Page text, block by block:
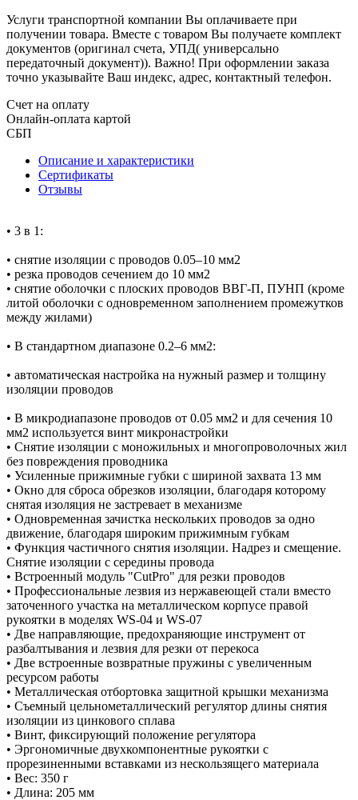
Услуги транспортной компании Вы оплачиваете при
получении товара. Вместе с товаром Вы получаете комплект
документов (оригинал счета, УПД( универсально
передаточный документ)). Важно! При оформлении заказа
точно указывайте Ваш индекс, адрес, контактный телефон.
Счет на оплату
Онлайн-оплата картой
СБП
Описание и характеристики
Сертификаты
Отзывы
• 3 в 1:
• снятие изоляции с проводов 0.05–10 мм2
• резка проводов сечением до 10 мм2
• снятие оболочки с плоских проводов ВВГ-П, ПУНП (кроме
литой оболочки с одновременном заполнением промежутков
между жилами)
• В стандартном диапазоне 0.2–6 мм2:
• автоматическая настройка на нужный размер и толщину
изоляции проводов
• В микродиапазоне проводов от 0.05 мм2 и для сечения 10
мм2 используется винт микронастройки
• Снятие изоляции с моножильных и многопроволочных жил
без повреждения проводника
• Усиленные прижимные губки с шириной захвата 13 мм
• Окно для сброса обрезков изоляции, благодаря которому
снятая изоляция не застревает в механизме
• Одновременная зачистка нескольких проводов за одно
движение, благодаря широким прижимным губкам
• Функция частичного снятия изоляции. Надрез и смещение.
Снятие изоляции с середины провода
• Встроенный модуль "CutPro" для резки проводов
• Профессиональные лезвия из нержавеющей стали вместо
заточенного участка на металлическом корпусе правой
рукоятки в моделях WS-04 и WS-07
• Две направляющие, предохраняющие инструмент от
разбалтывания и лезвия для резки от перекоса
• Две встроенные возвратные пружины с увеличенным
ресурсом работы
• Металлическая отбортовка защитной крышки механизма
• Съемный цельнометаллический регулятор длины снятия
изоляции из цинкового сплава
• Винт, фиксирующий положение регулятора
• Эргономичные двухкомпонентные рукоятки с
прорезиненными вставками из нескользящего материала
• Вес: 350 г
• Длина: 205 мм